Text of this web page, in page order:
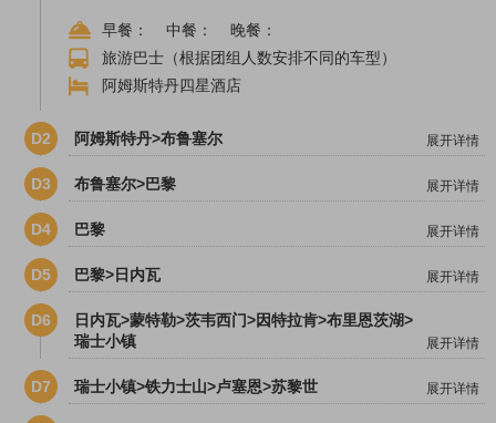
早餐： 中餐： 晚餐：
旅游巴士（根据团组人数安排不同的车型）
阿姆斯特丹四星酒店
D2 阿姆斯特丹>布鲁塞尔 展开详情
D3 布鲁塞尔>巴黎 展开详情
D4 巴黎 展开详情
D5 巴黎>日内瓦 展开详情
D6
日内瓦>蒙特勒>茨韦西门>因特拉肯>布里恩茨湖>
瑞士小镇
展开详情
D7 瑞士小镇>铁力士山>卢塞恩>苏黎世 展开详情